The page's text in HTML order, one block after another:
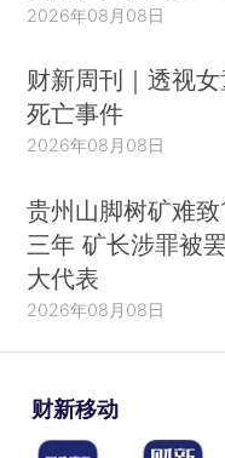
2026年08月08日
财新周刊｜透视
死亡事件
2026年08月08日
贵州山脚树矿难
三年 矿长涉罪被
大代表
2026年08月08日
财新移动